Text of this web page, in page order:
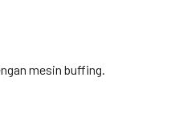
mesin buffing.